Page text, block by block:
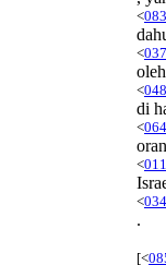
<
<
<
di
<
<
<
.
[<